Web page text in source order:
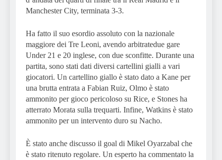
Manchester City, terminata 3-3.
Ha fatto il suo esordio assoluto con la nazionale
maggiore dei Tre Leoni, avendo arbitratedue gare
Under 21 e 20 inglese, con due sconfitte. Durante una
partita, sono stati dati diversi cartellini gialli a vari
giocatori. Un cartellino giallo è stato dato a Kane per
una brutta entrata a Fabian Ruiz, Olmo è stato
ammonito per gioco pericoloso su Rice, e Stones ha
atterrato Morata sulla trequarti. Infine, Watkins è stato
ammonito per un intervento duro su Nacho.
È stato anche discusso il goal di Mikel Oyarzabal che
è stato ritenuto regolare. Un esperto ha commentato la